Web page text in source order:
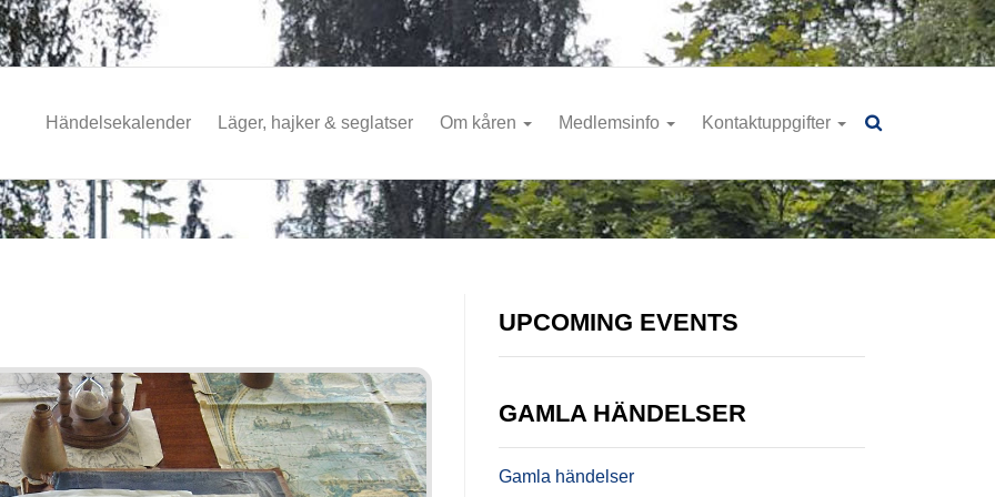
Händelsekalender Läger, hajker & seglatser Om kåren Medlemsinfo Kontaktuppgifter
UPCOMING EVENTS
GAMLA HÄNDELSER
Gamla händelser